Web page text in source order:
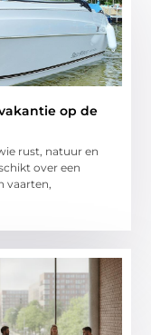
op de
rust, natuur en
over een
vaarten,